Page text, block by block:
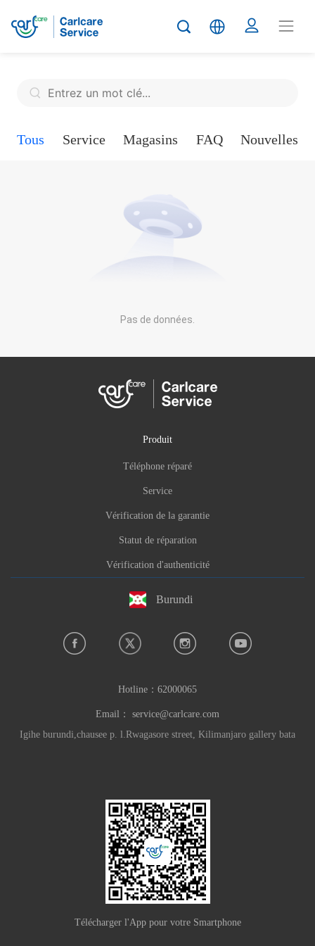
Tous Service Magasins FAQ Nouvelles
Pas de données.
Produit
Téléphone réparé
Service
Vérification de la garantie
Statut de réparation
Vérification d'authenticité
Burundi
Hotline： 62000065
Email： service@carlcare.com
Igihe burundi,chausee p. l.Rwagasore street, Kilimanjaro gallery bata
Télécharger l'App pour votre Smartphone